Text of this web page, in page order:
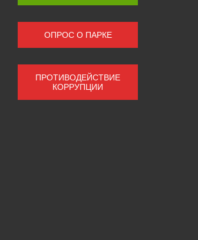
ОПРОС О ПАРКЕ
ПРОТИВОДЕЙСТВИЕ
КОРРУПЦИИ